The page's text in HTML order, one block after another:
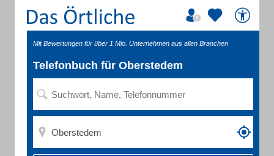
Mit Bewertungen für über 1 Mio. Unternehmen aus allen Branchen
Telefonbuch für Oberstedem